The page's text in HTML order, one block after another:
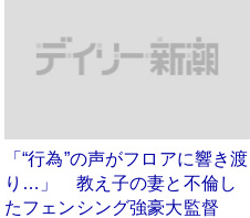
「“行為”の声がフロアに響き渡
り…」 教え子の妻と不倫し
たフェンシング強豪大監督